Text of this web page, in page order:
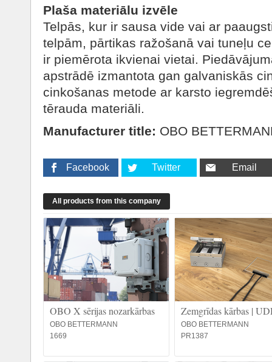
Plaša materiālu izvēle
Telpās, kur ir sausa vide vai ar
telpām, pārtikas ražošanā vai tuneļu
ir piemērota ikvienai vietai.
apstrādē izmantota gan galvaniskās
cinkošanas metode ar karsto
tērauda materiāli.
Manufacturer title: OBO
Facebook Twitter Email
All products from this company
OBO X sērijas nozarkārbas
OBO BETTERMANN
1669
Zemgrīdas kārbas |
OBO BETTERMANN
PR1387